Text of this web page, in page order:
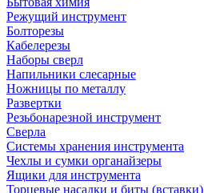
Режущий инструмент
Болторезы
Кабелерезы
Наборы сверл
Напильники слесарные
Ножницы по металлу
Развертки
Резьбонарезной инструмент
Сверла
Системы хранения инструмента
Чехлы и сумки органайзеры
Ящики для инструмента
Торцевые насадки и биты (вставки)